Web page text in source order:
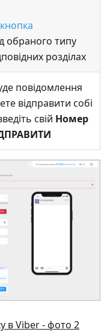
обраного типу
розділах
повідомлення
відправити собі
свій Номер
в Viber - фото 2